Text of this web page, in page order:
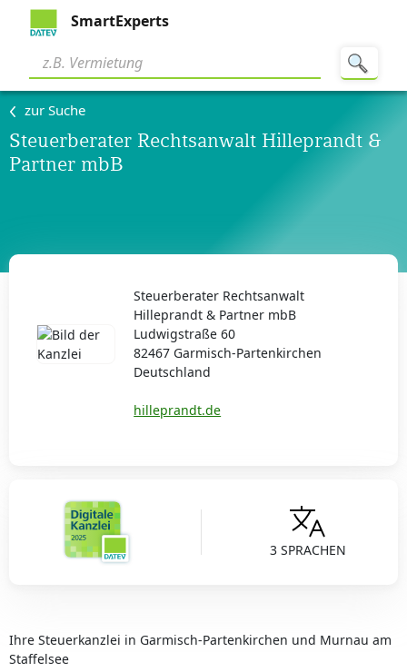
SmartExperts
zur Suche
Steuerberater Rechtsanwalt Hilleprandt &
Partner mbB
3 SPRACHEN
Ihre Steuerkanzlei in Garmisch-Partenkirchen und Murnau am
Staffelsee
Steuerberater Rechtsanwalt
Hilleprandt & Partner mbB
Ludwigstraße 60
82467 Garmisch-Partenkirchen
Deutschland
hilleprandt.de